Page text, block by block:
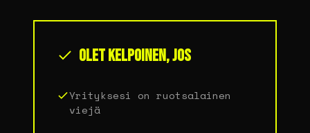
OLET KELPOINEN, JOS
Yrityksesi on ruotsalainen
viejä